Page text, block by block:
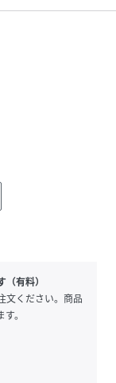
。
自然な色落ちと
】
テージライクな
に、何故かどこ
有料）
文ください。商品
。